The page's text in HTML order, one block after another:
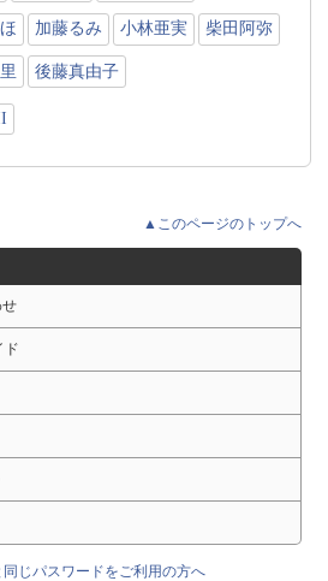
加藤るみ 小林亜実 柴田阿弥
後藤真由子
▲このページのトップへ
ド
じパスワードをご利用の方へ